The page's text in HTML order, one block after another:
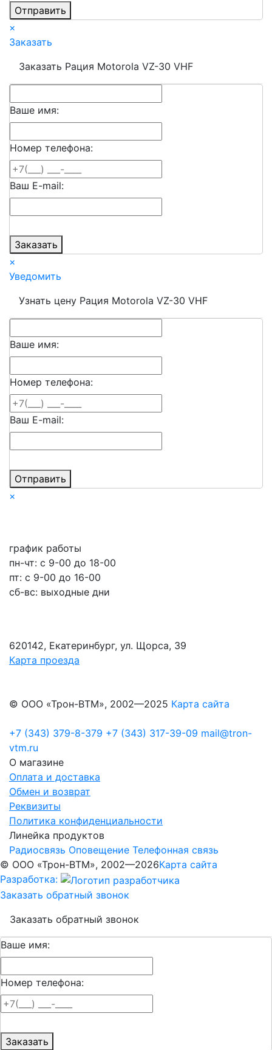
Отправить
×
Заказать
Заказать Рация Motorola VZ-30 VHF
Ваше имя:
Номер телефона:
Ваш E-mail:
Заказать
×
Уведомить
Узнать цену Рация Motorola VZ-30 VHF
Ваше имя:
Номер телефона:
Ваш E-mail:
Отправить
×
график работы
пн-чт: c 9-00 до 18-00
пт: с 9-00 до 16-00
сб-вс: выходные дни
620142, Екатеринбург, ул. Щорса, 39
Карта проезда
© ООО «Трон-ВТМ», 2002—2025 Карта сайта
+7 (343) 379-8-379 +7 (343) 317-39-09 mail@tron-
vtm.ru
О магазине
Оплата и доставка
Обмен и возврат
Реквизиты
Политика конфиденциальности
Линейка продуктов
Радиосвязь Оповещение Телефонная связь
© ООО «Трон-ВТМ», 2002—2026Карта сайта
Разработка:
Заказать обратный звонок
Заказать обратный звонок
Ваше имя:
Номер телефона:
Заказать